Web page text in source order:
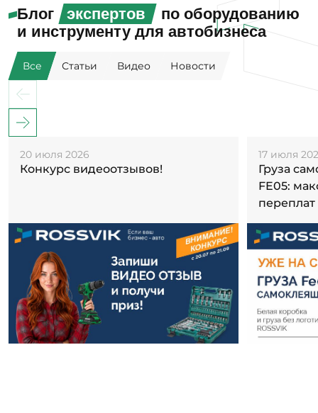
Блог экспертов
по оборудованию
и инструменту для автобизнеса
Все Статьи Видео Новости
20 июля 2026
Конкурс видеоотзывов!
17 июля
Груза
FE05:
переплат